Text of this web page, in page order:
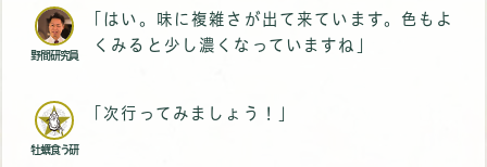
野間研究員
｢はい。味に複雑さが出て来ています。色もよ
くみると少し濃くなっていますね｣
牡蠣食う研
｢次行ってみましょう！｣